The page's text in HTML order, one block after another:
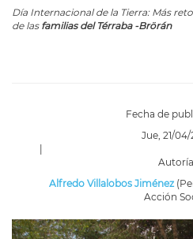
Día Internacional de la Tierra: Más
de las familias del Térraba -Brörán
Fecha de
Jue, 21/04/
|
Alfredo Villalobos Jiménez
Acción